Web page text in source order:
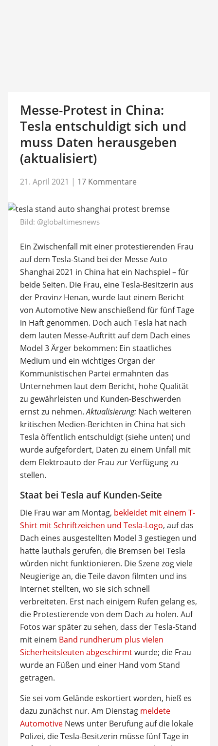
Messe-Protest in China:
Tesla entschuldigt sich und
muss Daten herausgeben
(aktualisiert)
21. April 2021 | 17 Kommentare
Bild: @globaltimesnews
Ein Zwischenfall mit einer protestierenden Frau
auf dem Tesla-Stand bei der Messe Auto
Shanghai 2021 in China hat ein Nachspiel – für
beide Seiten. Die Frau, eine Tesla-Besitzerin aus
der Provinz Henan, wurde laut einem Bericht
von Automotive New anschießend für fünf Tage
in Haft genommen. Doch auch Tesla hat nach
dem lauten Messe-Auftritt auf dem Dach eines
Model 3 Ärger bekommen: Ein staatliches
Medium und ein wichtiges Organ der
Kommunistischen Partei ermahnten das
Unternehmen laut dem Bericht, hohe Qualität
zu gewährleisten und Kunden-Beschwerden
ernst zu nehmen.Aktualisierung:Nach weiteren
kritischen Medien-Berichten in China hat sich
Tesla öffentlich entschuldigt (siehe unten) und
wurde aufgefordert, Daten zu einem Unfall mit
dem Elektroauto der Frau zur Verfügung zu
stellen.
Staat bei Tesla auf Kunden-Seite
Die Frau war am Montag, bekleidet mit einem T-
Shirt mit Schriftzeichen und Tesla-Logo, auf das
Dach eines ausgestellten Model 3 gestiegen und
hatte lauthals gerufen, die Bremsen bei Tesla
würden nicht funktionieren. Die Szene zog viele
Neugierige an, die Teile davon filmten und ins
Internet stellten, wo sie sich schnell
verbreiteten. Erst nach einigem Rufen gelang es,
die Protestierende von dem Dach zu holen. Auf
Fotos war später zu sehen, dass der Tesla-Stand
mit einem Band rundherum plus vielen
Sicherheitsleuten abgeschirmtwurde; die Frau
wurde an Füßen und einer Hand vom Stand
getragen.
Sie sei vom Gelände eskortiert worden, hieß es
dazu zunächst nur. Am Dienstag meldete
AutomotiveNews unter Berufung auf die lokale
Polizei, die Tesla-Besitzerin müsse fünf Tage in